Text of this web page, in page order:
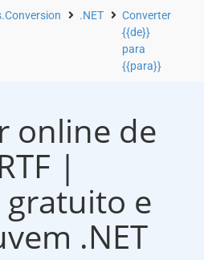
.NET
Converter
{{de}}
para
{{para}}
online de
|
e
.NET